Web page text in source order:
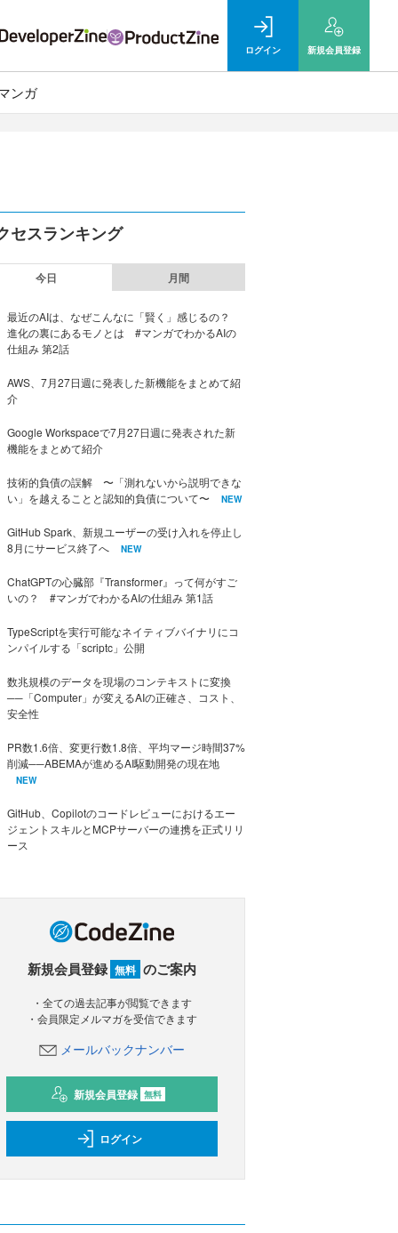
ログイン 新規会員登録
ンガ
セスランキング
今日 月間
最近のAIは、なぜこんなに「賢く」感じるの？
進化の裏にあるモノとは #マンガでわかるAIの
仕組み 第2話
AWS、7月27日週に発表した新機能をまとめて紹
介
Google Workspaceで7月27日週に発表された新
機能をまとめて紹介
技術的負債の誤解 〜「測れないから説明できな
い」を越えることと認知的負債について〜
NEW
GitHub Spark、新規ユーザーの受け入れを停止し
8月にサービス終了へ
NEW
ChatGPTの心臓部『Transformer』って何がすご
いの？ #マンガでわかるAIの仕組み 第1話
TypeScriptを実行可能なネイティブバイナリにコ
ンパイルする「scriptc」公開
数兆規模のデータを現場のコンテキストに変換
──「Computer」が変えるAIの正確さ、コスト、
安全性
PR数1.6倍、変更行数1.8倍、平均マージ時間37%
削減──ABEMAが進めるAI駆動開発の現在地
NEW
GitHub、Copilotのコードレビューにおけるエー
ジェントスキルとMCPサーバーの連携を正式リリ
ース
新規会員登録 無料 のご案内
・全ての過去記事が閲覧できます
・会員限定メルマガを受信できます
メールバックナンバー
新規会員登録 無料
ログイン